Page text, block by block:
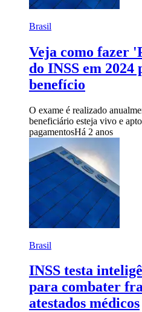
Brasil
Veja como fazer
do INSS em
benefício
O exame é realizado
beneficiário esteja vivo e
pagamentosHá 2 anos
Brasil
INSS testa
para combater
atestados médicos